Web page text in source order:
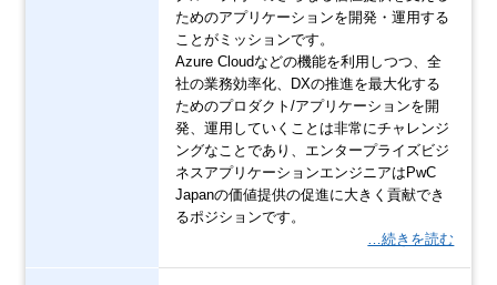
ためのアプリケーションを開発・運用する
ことがミッションです。
Azure Cloudなどの機能を利用しつつ、全
社の業務効率化、DXの推進を最大化する
ためのプロダクト/アプリケーションを開
発、運用していくことは非常にチャレンジ
ングなことであり、エンタープライズビジ
ネスアプリケーションエンジニアはPwC
Japanの価値提供の促進に大きく貢献でき
るポジションです。
…続きを読む